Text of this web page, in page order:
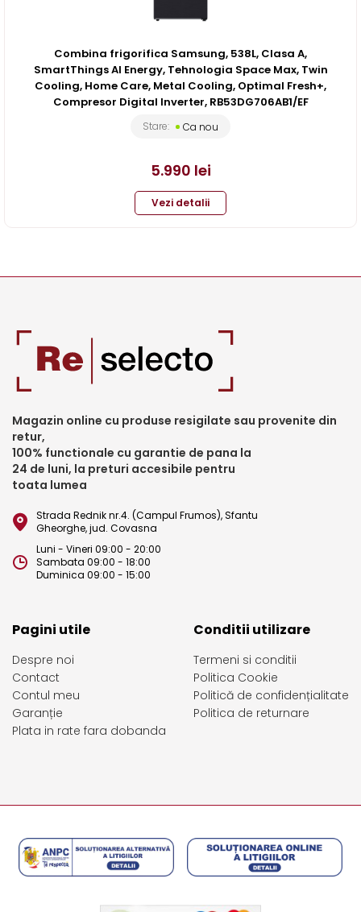
Combina frigorifica Samsung, 538L, Clasa A,
SmartThings AI Energy, Tehnologia Space Max, Twin
Cooling, Home Care, Metal Cooling, Optimal Fresh+,
Compresor Digital Inverter, RB53DG706AB1/EF
Stare: Ca nou
5.990 lei
Vezi detalii
Magazin online cu produse resigilate sau provenite din
retur,
100% functionale cu garantie de pana la
24 de luni, la preturi accesibile pentru
toata lumea
Strada Rednik nr.4. (Campul Frumos), Sfantu
Gheorghe, jud. Covasna
Luni - Vineri 09:00 - 20:00
Sambata 09:00 - 18:00
Duminica 09:00 - 15:00
Pagini utile
Despre noi
Contact
Contul meu
Garanție
Plata in rate fara dobanda
Conditii utilizare
Termeni si conditii
Politica Cookie
Politică de confidențialitate
Politica de returnare